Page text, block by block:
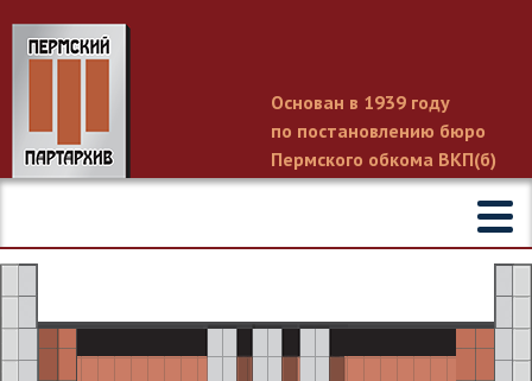
Основан в 1939 году
по постановлению бюро
Пермского обкома ВКП(б)